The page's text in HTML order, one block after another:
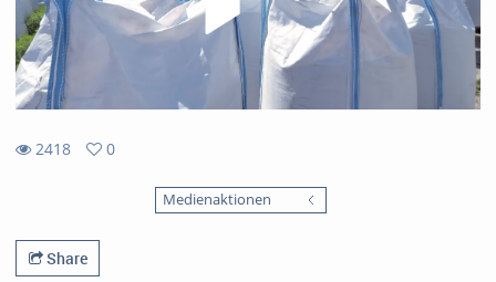
2418
0
Medienaktionen
Share